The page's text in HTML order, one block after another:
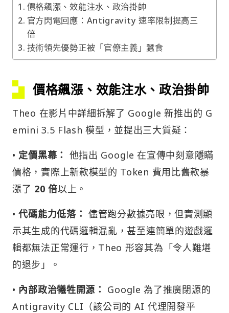
價格飆漲、效能注水、政治掛帥
官方閃電回應：Antigravity 速率限制提高三
倍
技術領先優勢正被「官僚主義」蠶食
價格飆漲、效能注水、政治掛帥
Theo 在影片中詳細拆解了 Google 新推出的 G
emini 3.5 Flash 模型，並提出三大質疑：
• 定價黑幕： 他指出 Google 在宣傳中刻意隱瞞
價格，實際上新款模型的 Token 費用比舊款暴
漲了 20 倍以上。
•代碼能力低落： 儘管跑分數據亮眼，但實測顯
示其生成的代碼邏輯混亂，甚至連簡單的遊戲邏
輯都無法正常運行，Theo 形容其為「令人難堪
的退步」。
• 內部政治犧牲開源： Google 為了推廣閉源的
Antigravity CLI（該公司的 AI 代理開發平